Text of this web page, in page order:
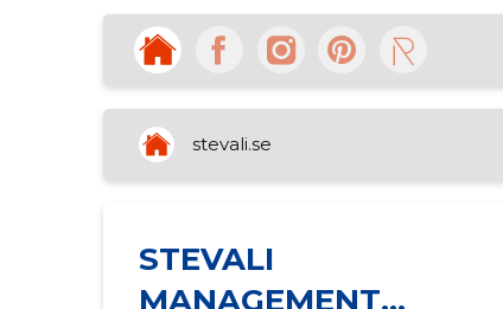
stevali.se
STEVALI
MANAGEMENT